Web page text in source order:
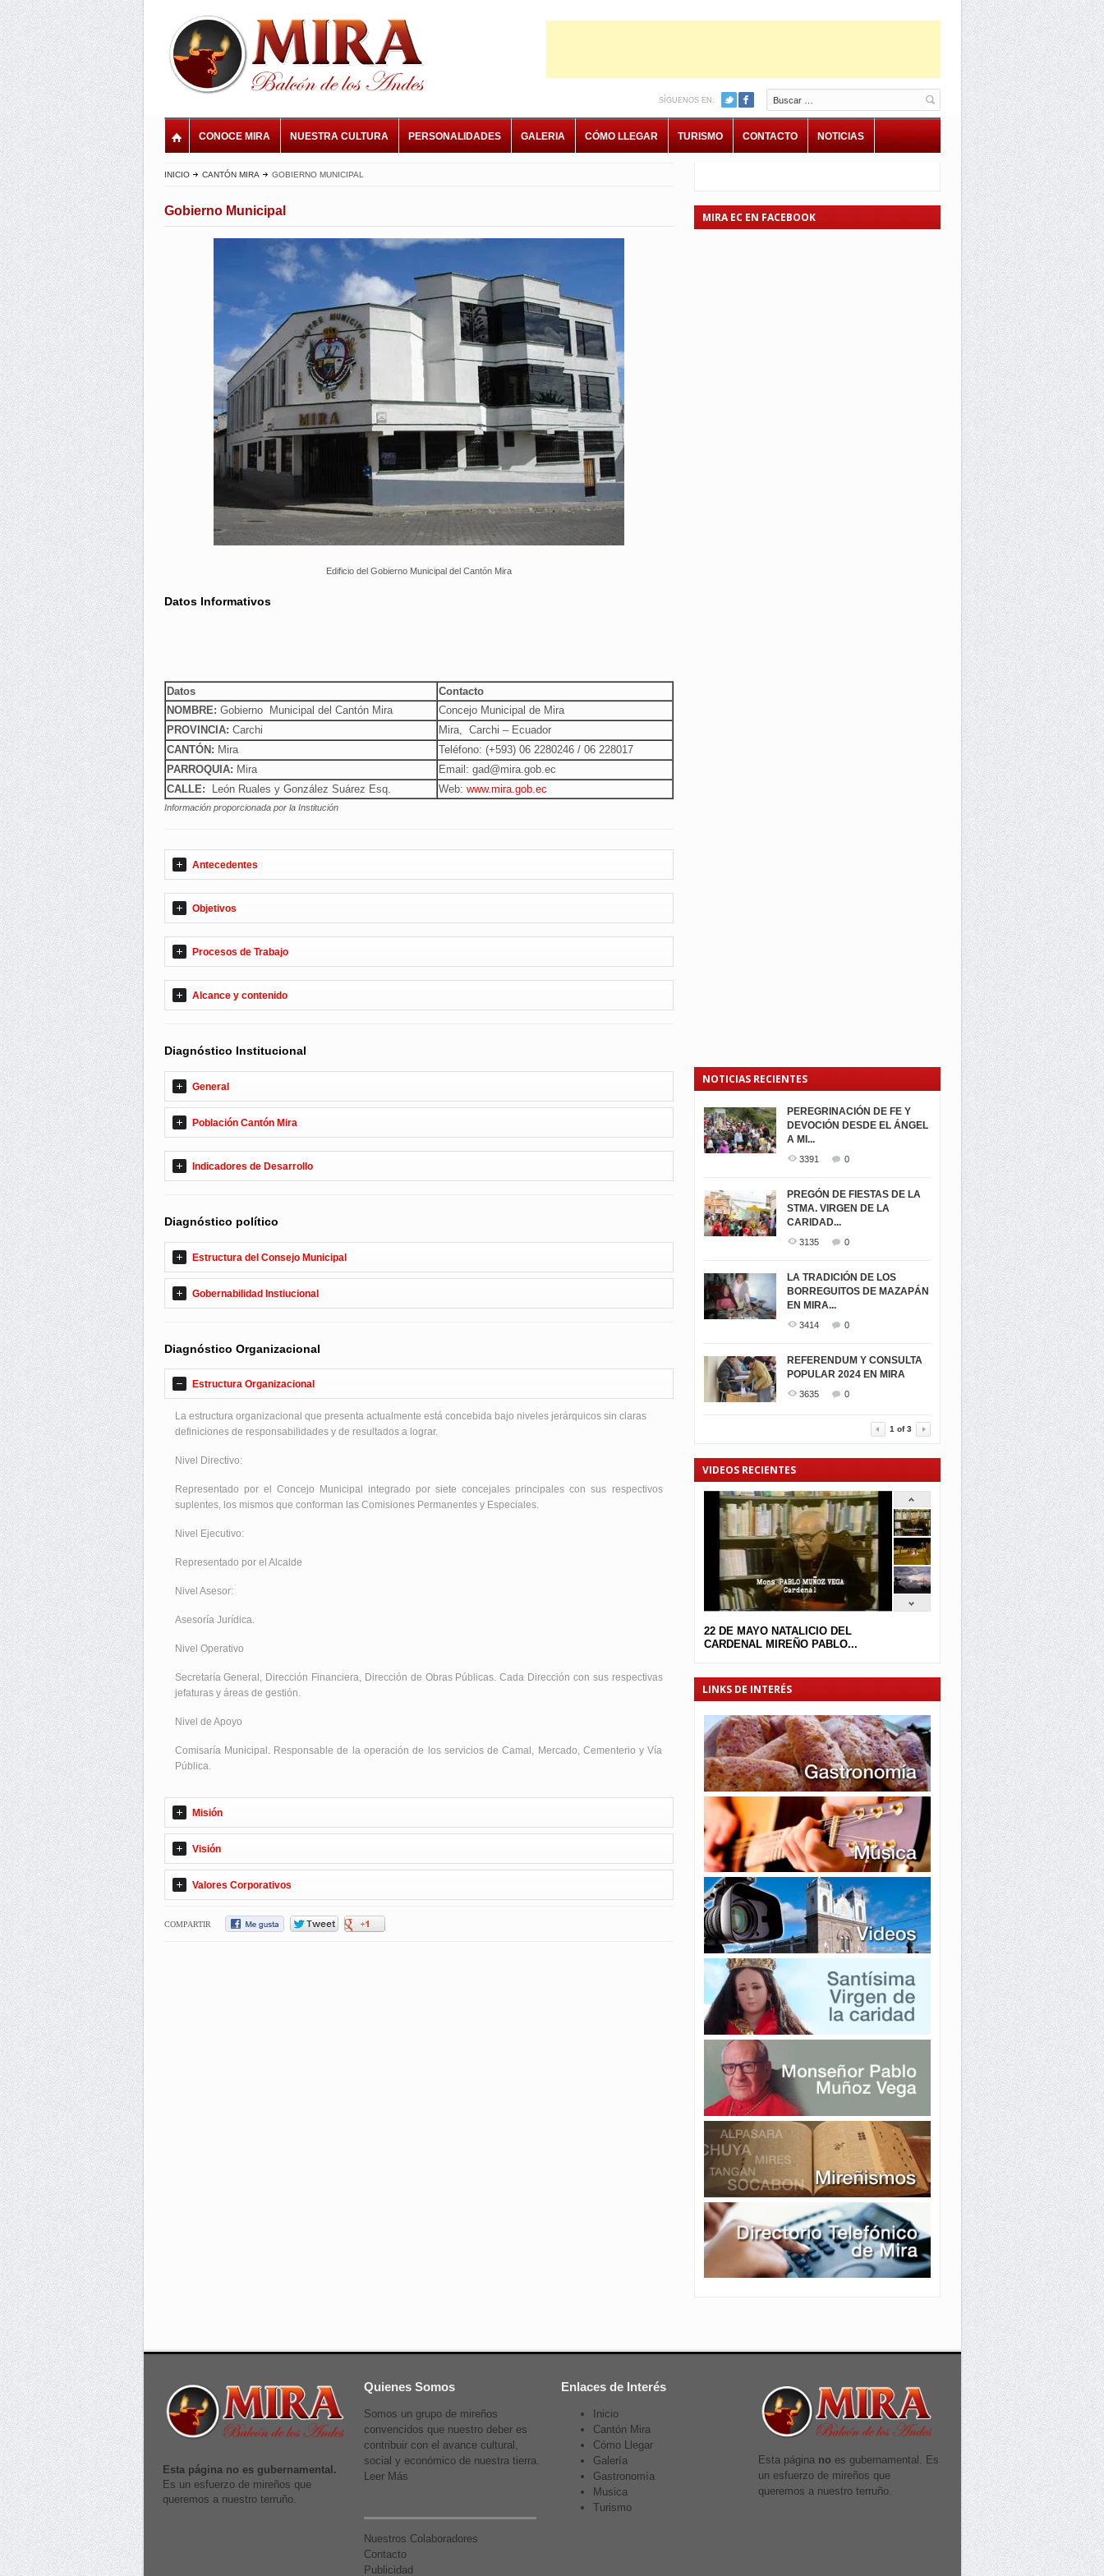
Buscar
SÍGUENOS EN:
CONOCE MIRA NUESTRA CULTURA PERSONALIDADES GALERIA CÓMO LLEGAR TURISMO CONTACTO NOTICIAS
INICIO CANTÓN MIRA GOBIERNO MUNICIPAL
Gobierno Municipal
Edificio del Gobierno Municipal del Cantón Mira
Datos Informativos
Datos
Contacto
NOMBRE: Gobierno Municipal del Cantón Mira
Concejo Municipal de Mira
PROVINCIA: Carchi
Mira, Carchi – Ecuador
CANTÓN: Mira Teléfono: (+593) 06 2280246 / 06 228017
PARROQUIA: Mira
Email: gad@mira.gob.ec
CALLE: León Ruales y González Suárez Esq. Web: www.mira.gob.ec
Información proporcionada por la Institución
Antecedentes
Objetivos
Procesos de Trabajo
Alcance y contenido
Diagnóstico Institucional
General
Población Cantón Mira
Indicadores de Desarrollo
Diagnóstico político
Estructura del Consejo Municipal
Gobernabilidad Instiucional
Diagnóstico Organizacional
Estructura Organizacional
La estructura organizacional que presenta actualmente está concebida bajo niveles jerárquicos sin claras
definiciones de responsabilidades y de resultados a lograr.
Nivel Directivo:
Representado por el Concejo Municipal integrado por siete concejales principales con sus respectivos
suplentes, los mismos que conforman las Comisiones Permanentes y Especiales.
Nivel Ejecutivo:
Representado por el Alcalde
Nivel Asesor:
Asesoría Jurídica.
Nivel Operativo
Secretaría General, Dirección Financiera, Dirección de Obras Públicas. Cada Dirección con sus respectivas
jefaturas y áreas de gestión.
Nivel de Apoyo
Comisaría Municipal. Responsable de la operación de los servicios de Camal, Mercado, Cementerio y Vía
Pública.
Misión
Visión
Valores Corporativos
COMPARTIR
MIRA EC EN FACEBOOK
NOTICIAS RECIENTES
PEREGRINACIÓN DE FE Y
DEVOCIÓN DESDE EL ÁNGEL
A MI...
3391 0
PREGÓN DE FIESTAS DE LA
STMA. VIRGEN DE LA
CARIDAD...
3135 0
LA TRADICIÓN DE LOS
BORREGUITOS DE MAZAPÁN
EN MIRA...
3414 0
REFERENDUM Y CONSULTA
POPULAR 2024 EN MIRA
3635 0
1 of3
VIDEOS RECIENTES
22 DE MAYO NATALICIO DEL
CARDENAL MIREÑO PABLO...
LINKS DE INTERÉS
Esta página no es gubernamental.
Es un esfuerzo de mireños que
queremos a nuestro terruño.
Quienes Somos
Somos un grupo de mireños
convencidos que nuestro deber es
contribuir con el avance cultural,
social y económico de nuestra tierra.
Leer Más
Nuestros Colaboradores
Contacto
Publicidad
Enlaces de Interés
Inicio
Cantón Mira
Cómo Llegar
Galería
Gastronomía
Musica
Turismo
Esta página no es gubernamental. Es
un esfuerzo de mireños que
queremos a nuestro terruño.